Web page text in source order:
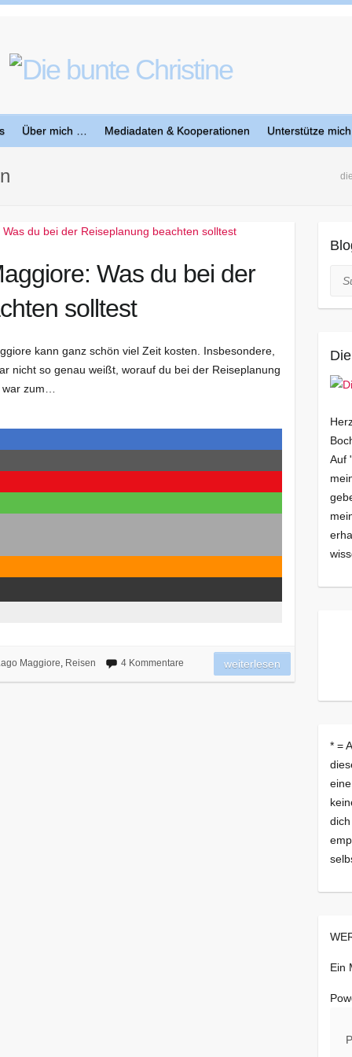
Über mich … Mediadaten & Kooperationen Unterstütze mich
Was du bei der
solltest
kann ganz schön viel Zeit kosten. Insbesondere,
nicht so genau weißt, worauf du bei der Reiseplanung
zum…
Maggiore, Reisen 4 Kommentare weiterlesen
Auf
* =
Ein